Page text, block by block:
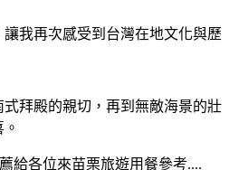
我再次感受到台灣在地文化與歷
拜殿的親切，再到無敵海景的壯
給各位來苗栗旅遊用餐參考....